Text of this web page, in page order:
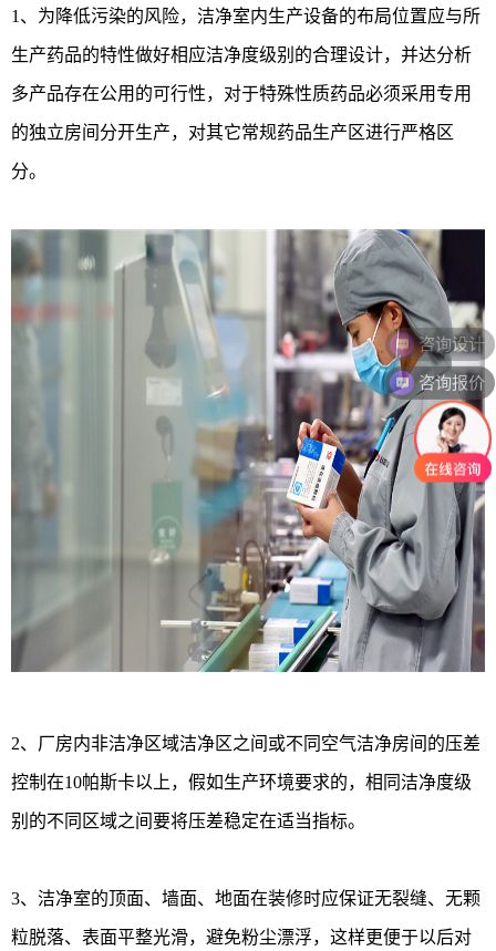
1、为降低污染的风险，洁净室内生产设备的布局位置应与所
生产药品的特性做好相应洁净度级别的合理设计，并达分析
多产品存在公用的可行性，对于特殊性质药品必须采用专用
的独立房间分开生产，对其它常规药品生产区进行严格区
分。
2、厂房内非洁净区域洁净区之间或不同空气洁净房间的压差
控制在10帕斯卡以上，假如生产环境要求的，相同洁净度级
别的不同区域之间要将压差稳定在适当指标。
3、洁净室的顶面、墙面、地面在装修时应保证无裂缝、无颗
粒脱落、表面平整光滑，避免粉尘漂浮，这样更便于以后对
咨询报价